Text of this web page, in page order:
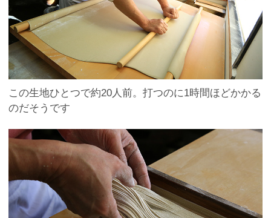
この生地ひとつで約20人前。打つのに1時間ほどかかる
のだそうです